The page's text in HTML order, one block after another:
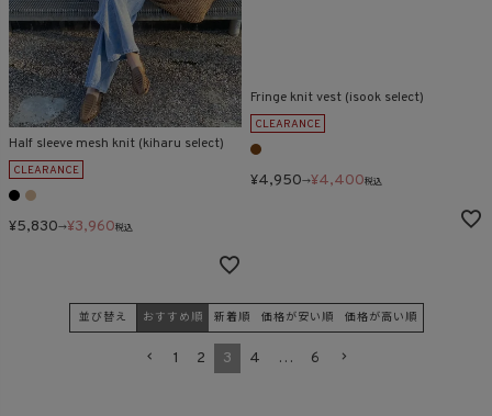
Half sleeve mesh knit (kiharu select)
CLEARANCE
¥5,830→¥3,960税込
Fringe knit vest (isook select)
CLEARANCE
¥4,950→¥4,400税込
並び替え おすすめ順 新着順 価格が安い順 価格が高い順
1 2 3 4 … 6